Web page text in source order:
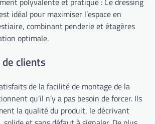
idéal pour maximiser l’espace en
combinant penderie et étagères
optimale.
clients
de la facilité de montage de la
qu’il n’y a pas besoin de forcer. Ils
la qualité du produit, le décrivant